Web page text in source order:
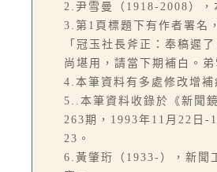
2.尹雪曼（1918-2008），
3.第1頁標題下有作者署名
「冠玉社長斧正：奉稿遲
尚堪用，請當下期補白。弟
4.本筆資料有多處修改增補
5..本筆資料收錄於《新聞
263期，1993年11月22日-
23。
6.黃肇珩（1933-），新聞